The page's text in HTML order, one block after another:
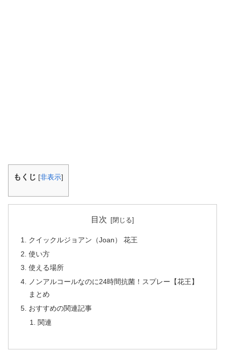
もくじ [非表示]
目次
クイックルジョアン（Joan） 花王
使い方
使える場所
ノンアルコールなのに24時間抗菌！スプレー【花王】
まとめ
おすすめの関連記事
関連